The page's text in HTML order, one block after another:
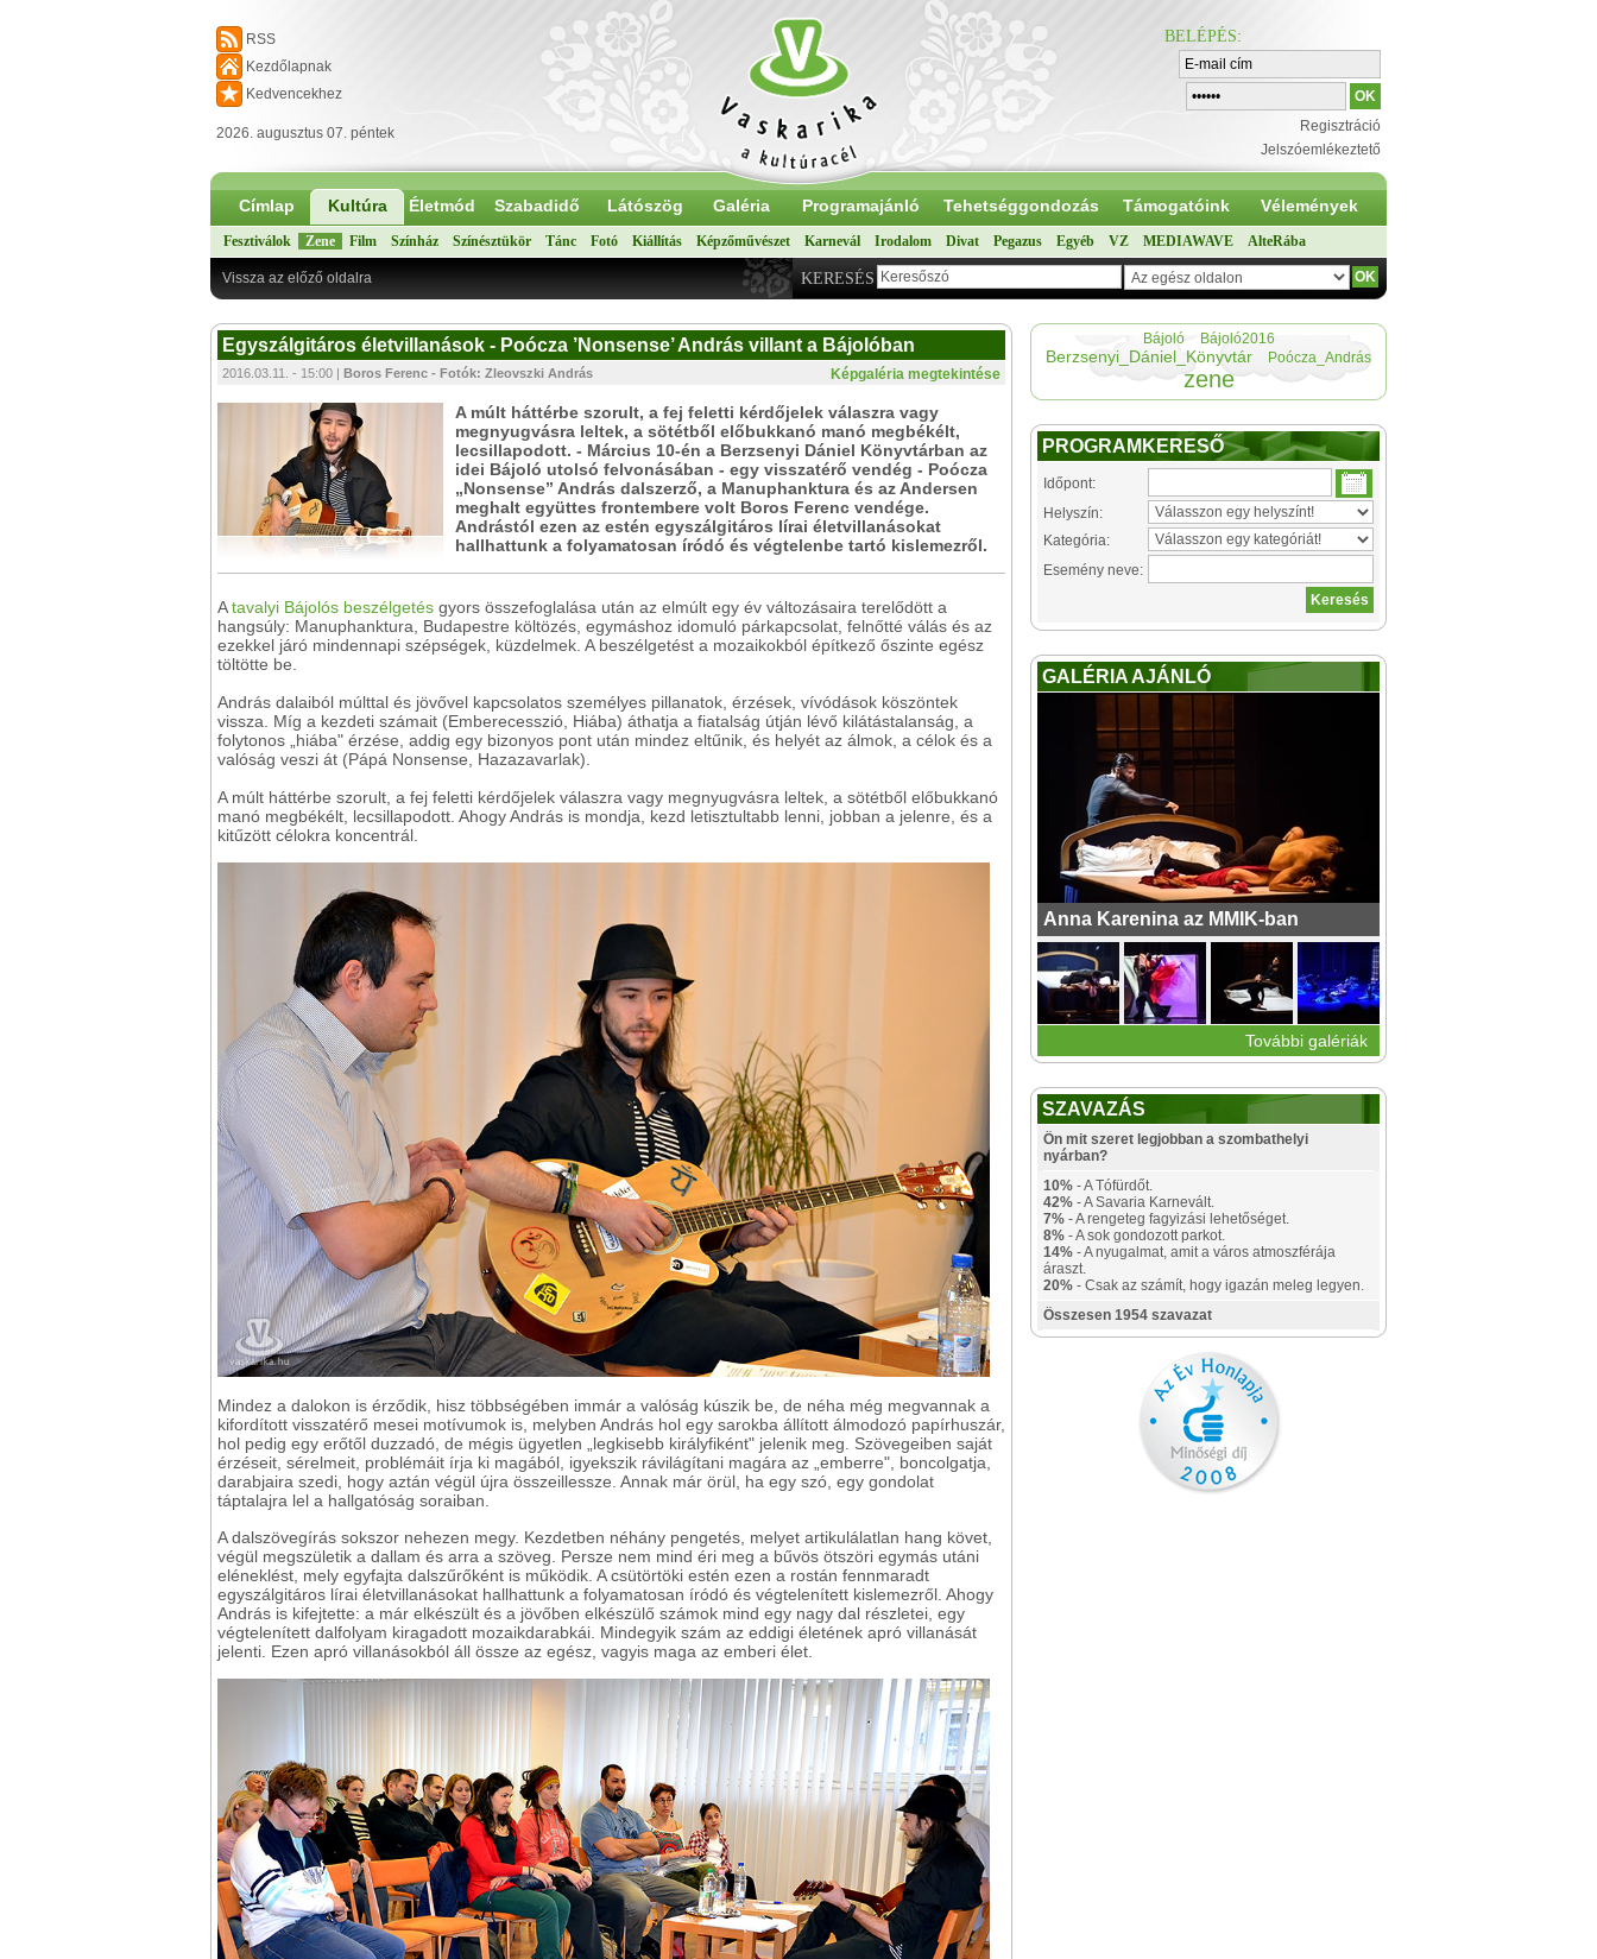
RSS
Kezdőlapnak
Kedvencekhez
2026. augusztus 07. péntek
BELÉPÉS:
Regisztráció
Jelszóemlékeztető
Címlap Kultúra Életmód Szabadidő Látószög Galéria Programajánló Tehetséggondozás Támogatóink Vélemények
Fesztiválok Zene Film Színház Színésztükör Tánc Fotó Kiállítás Képzőművészet Karnevál Irodalom Divat Pegazus Egyéb VZ MEDIAWAVE AlteRába
KERESÉS
Vissza az előző oldalra
Egyszálgitáros életvillanások - Poócza ’Nonsense’ András villant a Bájolóban
Képgaléria megtekintése
2016.03.11. - 15:00 | Boros Ferenc - Fotók: Zleovszki András
A múlt háttérbe szorult, a fej feletti kérdőjelek válaszra vagy
megnyugvásra leltek, a sötétből előbukkanó manó megbékélt,
lecsillapodott. - Március 10-én a Berzsenyi Dániel Könyvtárban az
idei Bájoló utolsó felvonásában - egy visszatérő vendég - Poócza
„Nonsense” András dalszerző, a Manuphanktura és az Andersen
meghalt együttes frontembere volt Boros Ferenc vendége.
Andrástól ezen az estén egyszálgitáros lírai életvillanásokat
hallhattunk a folyamatosan íródó és végtelenbe tartó kislemezről.
Atavalyi Bájolós beszélgetés gyors összefoglalása után az elmúlt egy év változásaira terelődött a
hangsúly: Manuphanktura, Budapestre költözés, egymáshoz idomuló párkapcsolat, felnőtté válás és az
ezekkel járó mindennapi szépségek, küzdelmek. A beszélgetést a mozaikokból építkező őszinte egész
töltötte be.
András dalaiból múlttal és jövővel kapcsolatos személyes pillanatok, érzések, vívódások köszöntek
vissza. Míg a kezdeti számait (Emberecesszió, Hiába) áthatja a fiatalság útján lévő kilátástalanság, a
folytonos „hiába" érzése, addig egy bizonyos pont után mindez eltűnik, és helyét az álmok, a célok és a
valóság veszi át (Pápá Nonsense, Hazazavarlak).
A múlt háttérbe szorult, a fej feletti kérdőjelek válaszra vagy megnyugvásra leltek, a sötétből előbukkanó
manó megbékélt, lecsillapodott. Ahogy András is mondja, kezd letisztultabb lenni, jobban a jelenre, és a
kitűzött célokra koncentrál.
Mindez a dalokon is érződik, hisz többségében immár a valóság kúszik be, de néha még megvannak a
kifordított visszatérő mesei motívumok is, melyben András hol egy sarokba állított álmodozó papírhuszár,
hol pedig egy erőtől duzzadó, de mégis ügyetlen „legkisebb királyfiként" jelenik meg. Szövegeiben saját
érzéseit, sérelmeit, problémáit írja ki magából, igyekszik rávilágítani magára az „emberre", boncolgatja,
darabjaira szedi, hogy aztán végül újra összeillessze. Annak már örül, ha egy szó, egy gondolat
táptalajra lel a hallgatóság soraiban.
A dalszövegírás sokszor nehezen megy. Kezdetben néhány pengetés, melyet artikulálatlan hang követ,
végül megszületik a dallam és arra a szöveg. Persze nem mind éri meg a bűvös ötszöri egymás utáni
eléneklést, mely egyfajta dalszűrőként is működik. A csütörtöki estén ezen a rostán fennmaradt
egyszálgitáros lírai életvillanásokat hallhattunk a folyamatosan íródó és végtelenített kislemezről. Ahogy
András is kifejtette: a már elkészült és a jövőben elkészülő számok mind egy nagy dal részletei, egy
végtelenített dalfolyam kiragadott mozaikdarabkái. Mindegyik szám az eddigi életének apró villanását
jelenti. Ezen apró villanásokból áll össze az egész, vagyis maga az emberi élet.
Bájoló Bájoló2016
Berzsenyi_Dániel_Könyvtár Poócza_András
zene
PROGRAMKERESŐ
Időpont:
Helyszín:
Kategória:
Esemény neve:
GALÉRIA AJÁNLÓ
Anna Karenina az MMIK-ban
További galériák
SZAVAZÁS
Ön mit szeret legjobban a szombathelyi
nyárban?
10% - A Tófürdőt.
42% - A Savaria Karnevált.
7% - A rengeteg fagyizási lehetőséget.
8% - A sok gondozott parkot.
14% - A nyugalmat, amit a város atmoszférája
áraszt.
20% - Csak az számít, hogy igazán meleg legyen.
Összesen 1954 szavazat